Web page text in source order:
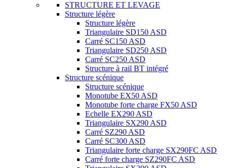
STRUCTURE ET LEVAGE
Structure légère
Structure légère
Triangulaire SD150 ASD
Carré SC150 ASD
Triangulaire SD250 ASD
Carré SC250 ASD
Structure à rail BT intégré
Structure scénique
Structure scénique
Monotube EX50 ASD
Monotube forte charge FX50 ASD
Echelle EX290 ASD
Triangulaire SX290 ASD
Carré SZ290 ASD
Carré SC300 ASD
Triangulaire forte charge SX290FC ASD
Carré forte charge SZ290FC ASD